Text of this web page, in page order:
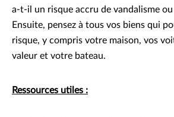
a-t-il un risque accru de vandalisme
Ensuite, pensez à tous vos biens qui
risque, y compris votre maison, vos
valeur et votre bateau.
Ressources utiles :